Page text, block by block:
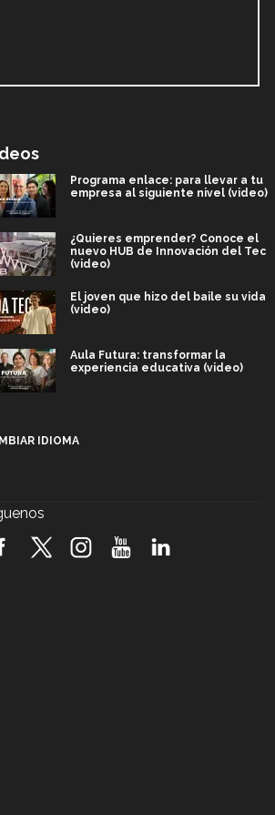
Programa enlace: para llevar a tu
empresa al siguiente nivel (video)
¿Quieres emprender? Conoce el
nuevo HUB de Innovación del Tec
(video)
El joven que hizo del baile su vida
(video)
Aula Futura: transformar la
experiencia educativa (video)
robótica FIRST 2026! (video)
IDIOMA